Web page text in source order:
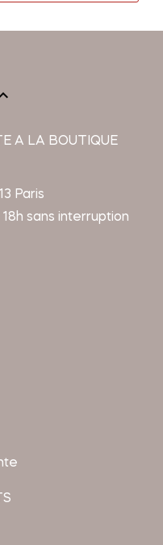
A LA BOUTIQUE
Paris
sans interruption